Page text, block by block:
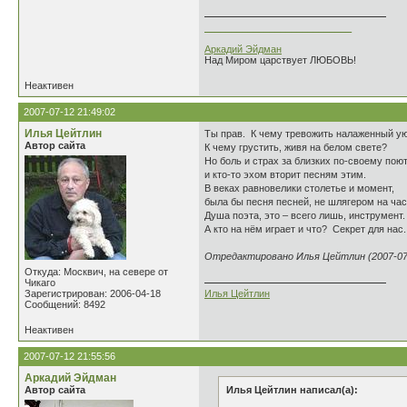
Аркадий Эйдман
Над Миром царствует ЛЮБОВЬ!
Неактивен
2007-07-12 21:49:02
Илья Цейтлин
Автор сайта
Откуда: Москвич, на севере от
Чикаго
Зарегистрирован: 2006-04-18
Сообщений: 8492
Ты прав. К чему тревожить налаженный
К чему грустить, живя на белом свете?
Но боль и страх за близких по-своему поют
и кто-то эхом вторит песням этим.
В веках равновелики столетье и момент,
была бы песня песней, не шлягером на
Душа поэта, это – всего лишь, инструмент.
А кто на нём играет и что? Секрет для
Отредактировано Илья Цейтлин (2007-
Илья Цейтлин
Неактивен
2007-07-12 21:55:56
Аркадий Эйдман
Автор сайта
Илья Цейтлин написал(а):